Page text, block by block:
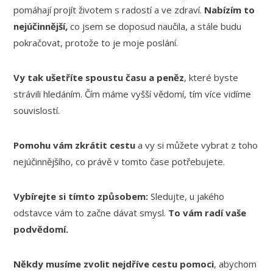
pomáhají projít životem s radostí a ve zdraví. Nabízím to
nejúčinnější, co jsem se doposud naučila, a stále budu
pokračovat, protože to je moje poslání.
Vy tak ušetříte spoustu času a peněz, které byste
strávili hledáním. Čím máme vyšší vědomí, tím více vidíme
souvislostí.
Pomohu vám zkrátit cestu a vy si můžete vybrat z toho
nejúčinnějšího, co právě v tomto čase potřebujete.
Vybírejte si tímto způsobem:Sledujte, u jakého
odstavce vám to začne dávat smysl. To vám radí vaše
podvědomí.
Někdy musíme zvolit nejdříve cestu pomoci, abychom